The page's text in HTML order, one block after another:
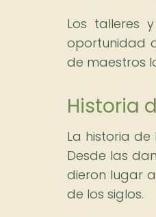
Los talleres y
oportunidad
de maestros
Historia
La historia
Desde las
dieron lugar
de los siglos.